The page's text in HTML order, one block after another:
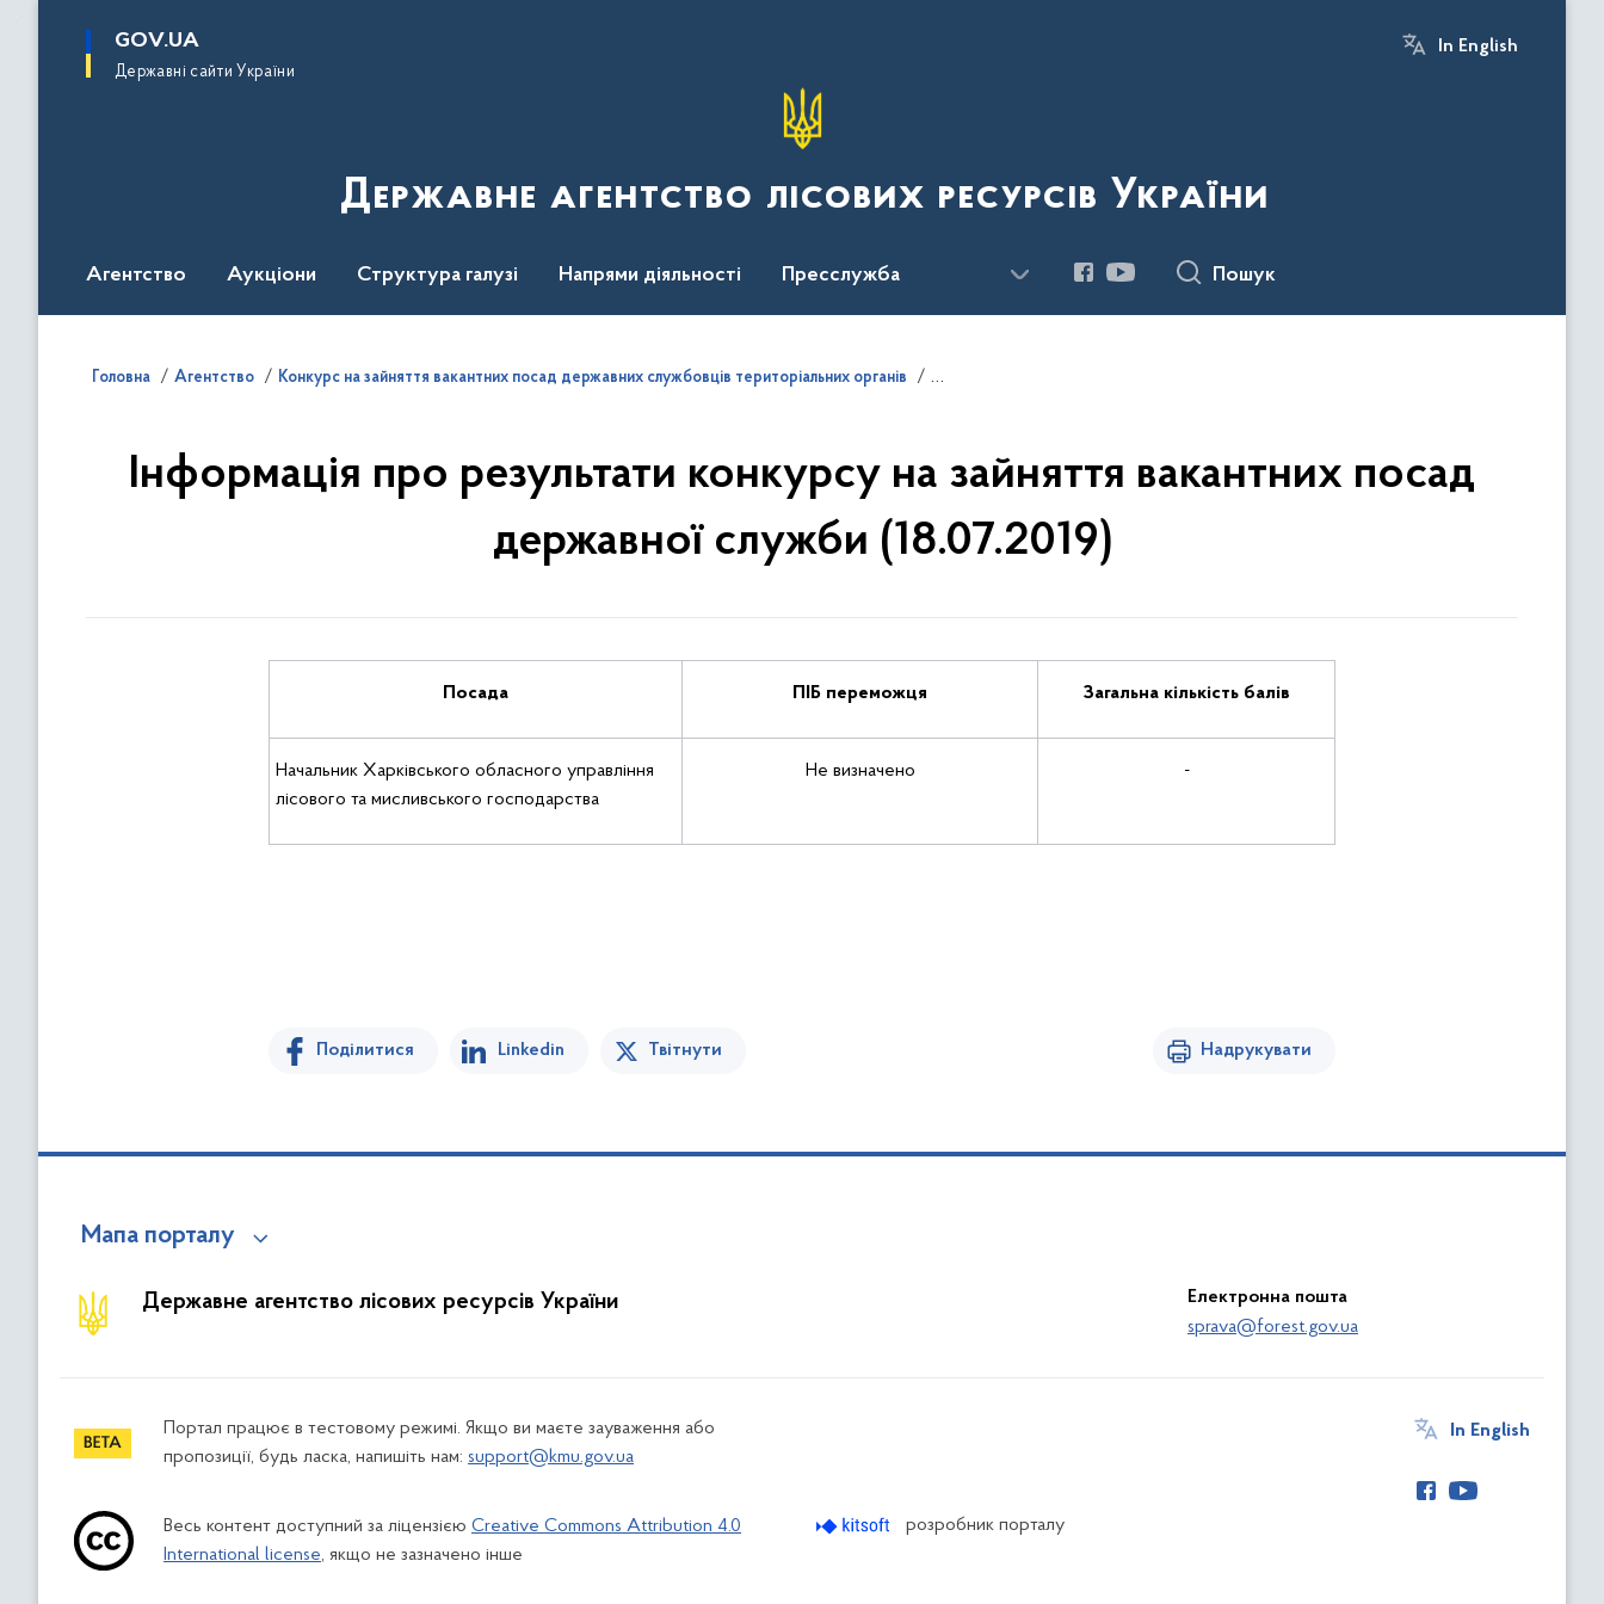
основного
GOV.UA
Державні сайти України
In English
Державне агентство лісових ресурсів України
Агентство Аукціони Структура галузі Напрями діяльності Пресслужба Пошук
Головна Агентство Конкурс на зайняття вакантних посад державних службовців територіальних органів
Інформація про результати конкурсу на зайняття вакантних посад
державної служби (18.07.2019)
Посада ПІБ переможця Загальна кількість балів
Начальник Харківського обласного управління
лісового та мисливського господарства
Не визначено -
Поділитися Linkedin Твітнути Надрукувати
Мапа порталу
Державне агентство лісових ресурсів України
Електронна пошта
sprava@forest.gov.ua
Портал працює в тестовому режимі. Якщо ви маєте зауваження або
пропозиції, будь ласка, напишіть нам: support@kmu.gov.ua
In English
Весь контент доступний за ліцензією Creative Commons Attribution 4.0
International license, якщо не зазначено інше
розробник порталу